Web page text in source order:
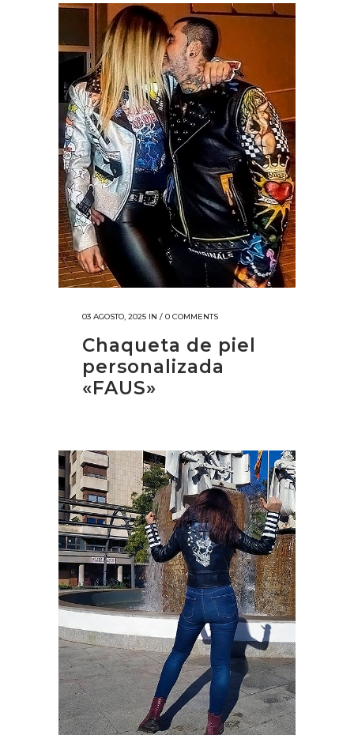
03 AGOSTO, 2025 IN / 0 COMMENTS
Chaqueta de piel
personalizada
«FAUS»